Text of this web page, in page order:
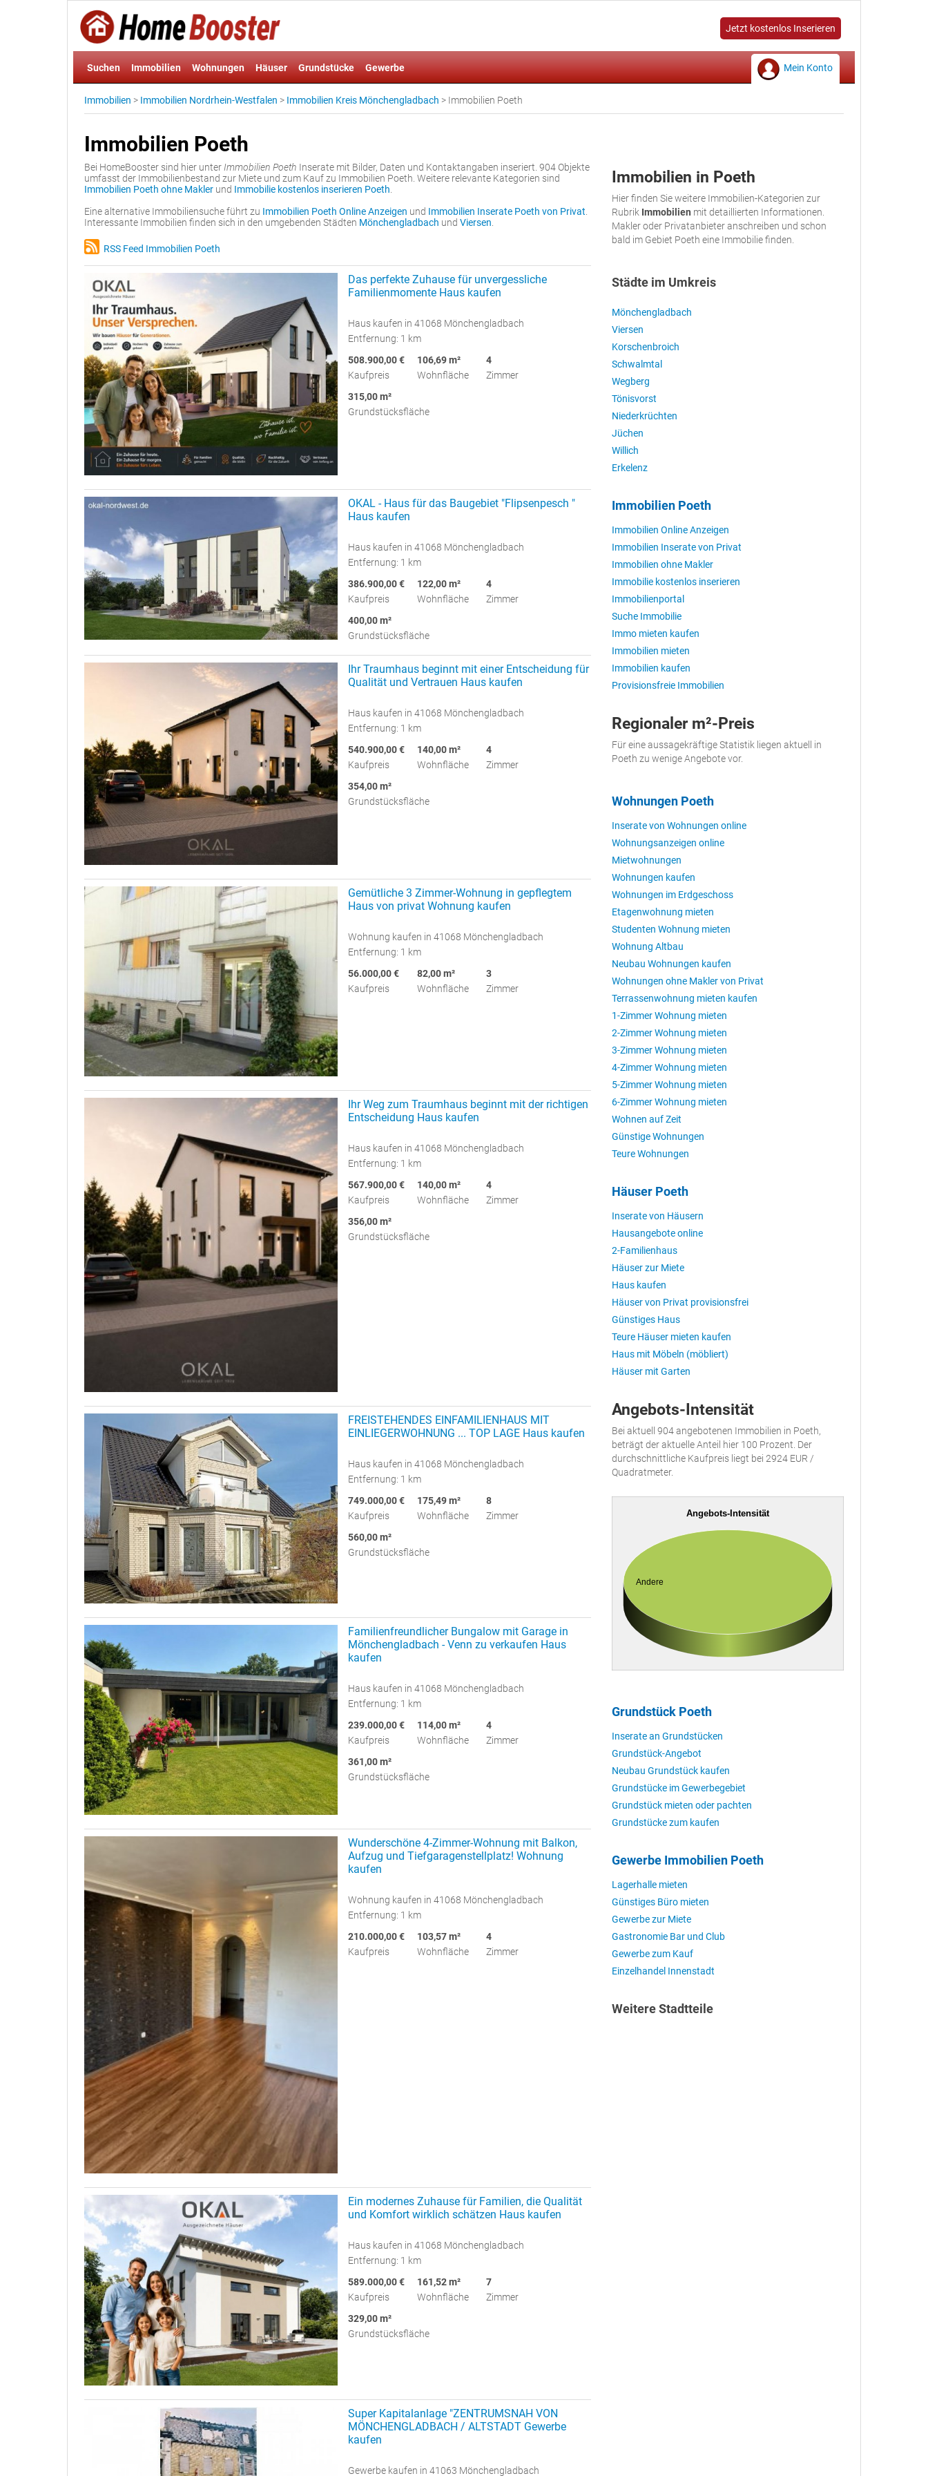
Jetzt kostenlos Inserieren
Suchen Immobilien Wohnungen Häuser Grundstücke Gewerbe Mein Konto
Immobilien > Immobilien Nordrhein-Westfalen > Immobilien Kreis Mönchengladbach > Immobilien Poeth
Immobilien Poeth
Bei HomeBooster sind hier unter Immobilien Poeth Inserate mit Bilder, Daten und Kontaktangaben inseriert. 904 Objekte
umfasst der Immobilienbestand zur Miete und zum Kauf zu Immobilien Poeth. Weitere relevante Kategorien sind
Immobilien Poeth ohne Makler und Immobilie kostenlos inserieren Poeth
Eine alternative Immobiliensuche führt zu Immobilien Poeth Online Anzeigen und Immobilien Inserate Poeth von Privat
Interessante Immobilien finden sich in den umgebenden Städten Mönchengladbach und Viersen
RSS Feed Immobilien Poeth
Das perfekte Zuhause für unvergessliche
Familienmomente Haus kaufen
Haus kaufen in 41068 Mönchengladbach
Entfernung: 1 km
508.900,00 €
Kaufpreis
106,69 m²
Wohnfläche
4
Zimmer
315,00 m²
Grundstücksfläche
OKAL - Haus für das Baugebiet "Flipsenpesch "
Haus kaufen
Haus kaufen in 41068 Mönchengladbach
Entfernung: 1 km
386.900,00 €
Kaufpreis
122,00 m²
Wohnfläche
4
Zimmer
400,00 m²
Grundstücksfläche
Ihr Traumhaus beginnt mit einer Entscheidung für
Qualität und Vertrauen Haus kaufen
Haus kaufen in 41068 Mönchengladbach
Entfernung: 1 km
540.900,00 €
Kaufpreis
140,00 m²
Wohnfläche
4
Zimmer
354,00 m²
Grundstücksfläche
Gemütliche 3 Zimmer-Wohnung in gepflegtem
Haus von privat Wohnung kaufen
Wohnung kaufen in 41068 Mönchengladbach
Entfernung: 1 km
56.000,00 €
Kaufpreis
82,00 m²
Wohnfläche
3
Zimmer
Ihr Weg zum Traumhaus beginnt mit der richtigen
Entscheidung Haus kaufen
Haus kaufen in 41068 Mönchengladbach
Entfernung: 1 km
567.900,00 €
Kaufpreis
140,00 m²
Wohnfläche
4
Zimmer
356,00 m²
Grundstücksfläche
FREISTEHENDES EINFAMILIENHAUS MIT
EINLIEGERWOHNUNG ... TOP LAGE Haus kaufen
Haus kaufen in 41068 Mönchengladbach
Entfernung: 1 km
749.000,00 €
Kaufpreis
175,49 m²
Wohnfläche
8
Zimmer
560,00 m²
Grundstücksfläche
Familienfreundlicher Bungalow mit Garage in
Mönchengladbach - Venn zu verkaufen Haus
kaufen
Haus kaufen in 41068 Mönchengladbach
Entfernung: 1 km
239.000,00 €
Kaufpreis
114,00 m²
Wohnfläche
4
Zimmer
361,00 m²
Grundstücksfläche
Wunderschöne 4-Zimmer-Wohnung mit Balkon,
Aufzug und Tiefgaragenstellplatz! Wohnung
kaufen
Wohnung kaufen in 41068 Mönchengladbach
Entfernung: 1 km
210.000,00 €
Kaufpreis
103,57 m²
Wohnfläche
4
Zimmer
Ein modernes Zuhause für Familien, die Qualität
und Komfort wirklich schätzen Haus kaufen
Haus kaufen in 41068 Mönchengladbach
Entfernung: 1 km
589.000,00 €
Kaufpreis
161,52 m²
Wohnfläche
7
Zimmer
329,00 m²
Grundstücksfläche
Super Kapitalanlage "ZENTRUMSNAH VON
MÖNCHENGLADBACH / ALTSTADT Gewerbe
kaufen
Gewerbe kaufen in 41063 Mönchengladbach
Immobilien in Poeth
Hier finden Sie weitere Immobilien-Kategorien zur
Rubrik Immobilien mit detaillierten Informationen.
Makler oder Privatanbieter anschreiben und schon
bald im Gebiet Poeth eine Immobilie finden.
Städte im Umkreis
Mönchengladbach
Viersen
Korschenbroich
Schwalmtal
Wegberg
Tönisvorst
Niederkrüchten
Jüchen
Willich
Erkelenz
Immobilien Poeth
Immobilien Online Anzeigen
Immobilien Inserate von Privat
Immobilien ohne Makler
Immobilie kostenlos inserieren
Immobilienportal
Suche Immobilie
Immo mieten kaufen
Immobilien mieten
Immobilien kaufen
Provisionsfreie Immobilien
Regionaler m²-Preis
Für eine aussagekräftige Statistik liegen aktuell in
Poeth zu wenige Angebote vor.
Wohnungen Poeth
Inserate von Wohnungen online
Wohnungsanzeigen online
Mietwohnungen
Wohnungen kaufen
Wohnungen im Erdgeschoss
Etagenwohnung mieten
Studenten Wohnung mieten
Wohnung Altbau
Neubau Wohnungen kaufen
Wohnungen ohne Makler von Privat
Terrassenwohnung mieten kaufen
1-Zimmer Wohnung mieten
2-Zimmer Wohnung mieten
3-Zimmer Wohnung mieten
4-Zimmer Wohnung mieten
5-Zimmer Wohnung mieten
6-Zimmer Wohnung mieten
Wohnen auf Zeit
Günstige Wohnungen
Teure Wohnungen
Häuser Poeth
Inserate von Häusern
Hausangebote online
2-Familienhaus
Häuser zur Miete
Haus kaufen
Häuser von Privat provisionsfrei
Günstiges Haus
Teure Häuser mieten kaufen
Haus mit Möbeln (möbliert)
Häuser mit Garten
Angebots-Intensität
Bei aktuell 904 angebotenen Immobilien in Poeth,
beträgt der aktuelle Anteil hier 100 Prozent. Der
durchschnittliche Kaufpreis liegt bei 2924 EUR /
Quadratmeter.
Angebots-Intensität
Andere
Grundstück Poeth
Inserate an Grundstücken
Grundstück-Angebot
Neubau Grundstück kaufen
Grundstücke im Gewerbegebiet
Grundstück mieten oder pachten
Grundstücke zum kaufen
Gewerbe Immobilien Poeth
Lagerhalle mieten
Günstiges Büro mieten
Gewerbe zur Miete
Gastronomie Bar und Club
Gewerbe zum Kauf
Einzelhandel Innenstadt
Weitere Stadtteile